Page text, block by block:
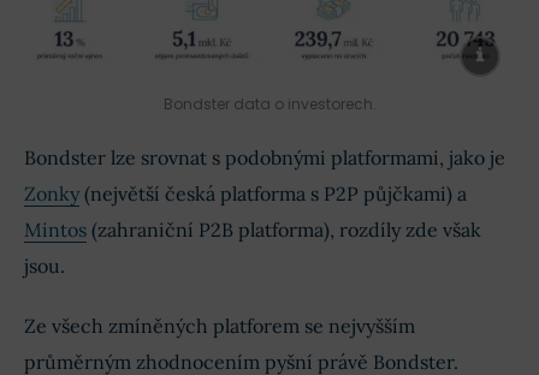
Bondster data o investorech.
Bondster lze srovnat s podobnými platformami, jako je
Zonky (největší česká platforma s P2P půjčkami) a
Mintos (zahraniční P2B platforma), rozdíly zde však
jsou.
Ze všech zmíněných platforem se nejvyšším
průměrným zhodnocením pyšní právě Bondster.